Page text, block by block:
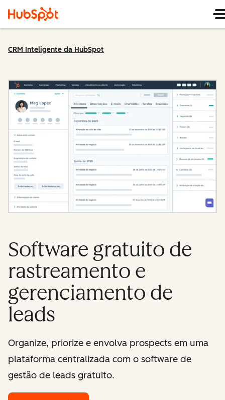
CRM Inteligente da HubSpot
Software gratuito de
rastreamento e
gerenciamento de
leads
Organize, priorize e envolva prospects em uma
plataforma centralizada com o software de
gestão de leads gratuito.